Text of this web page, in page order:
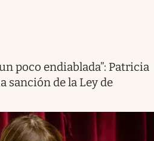
poco endiablada”: Patricia
sanción de la Ley de